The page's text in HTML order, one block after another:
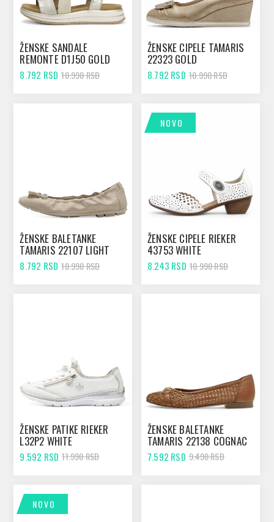
ŽENSKE SANDALE
REMONTE D1J50 GOLD
8.792 RSD 10.990 RSD
ŽENSKE CIPELE TAMARIS
22323 GOLD
8.792 RSD 10.990 RSD
ŽENSKE BALETANKE
TAMARIS 22107 LIGHT
GOLD
8.792 RSD 10.990 RSD
NOVO
ŽENSKE CIPELE RIEKER
43753 WHITE
8.243 RSD 10.990 RSD
ŽENSKE PATIKE RIEKER
L32P2 WHITE
9.592 RSD 11.990 RSD
ŽENSKE BALETANKE
TAMARIS 22138 COGNAC
7.592 RSD 9.490 RSD
NOVO